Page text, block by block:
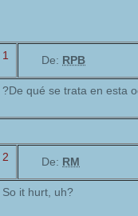
1 De: RPB
?De qué se trata en esta
2 De: RM
So it hurt, uh?